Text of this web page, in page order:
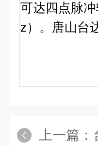
可达四点脉
z）。唐山台
上一篇：